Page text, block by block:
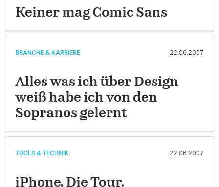
Keiner mag Comic Sans
BRANCHE & KARRIERE 22.06.2007
Alles was ich über Design
weiß habe ich von den
Sopranos gelernt
TOOLS & TECHNIK 22.06.2007
iPhone. Die Tour.